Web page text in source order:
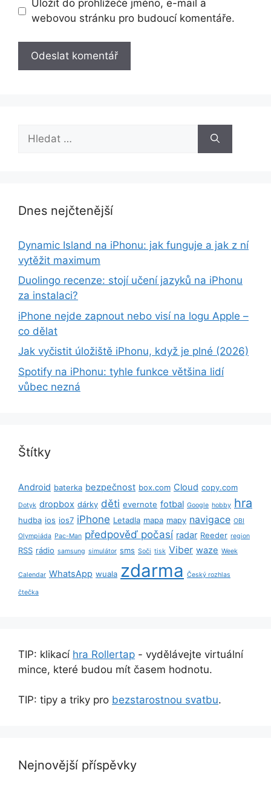
Uložit do prohlížeče jméno, e-mail a
webovou stránku pro budoucí komentáře.
Dnes nejčtenější
Dynamic Island na iPhonu: jak funguje a jak z ní
vytěžit maximum
Duolingo recenze: stojí učení jazyků na iPhonu
za instalaci?
iPhone nejde zapnout nebo visí na logu Apple –
co dělat
Jak vyčistit úložiště iPhonu, když je plné (2026)
Spotify na iPhonu: tyhle funkce většina lidí
vůbec nezná
Štítky
Android baterka bezpečnost box.com Cloud copy.com
Dotyk dropbox dárky děti evernote fotbal Google hobby hra
hudba ios ios7 iPhone Letadla mapa mapy navigace OBI
Olympiáda Pac-Man předpověď počasí radar Reeder region
RSS rádio samsung simulátor sms Soči tisk Viber waze Week
Calendar WhatsApp wuala zdarma Český rozhlas
čtečka
TIP: klikací hra Rollertap - vydělávejte virtuální
mince, které budou mít časem hodnotu.
TIP: tipy a triky pro bezstarostnou svatbu.
Nejnovější příspěvky